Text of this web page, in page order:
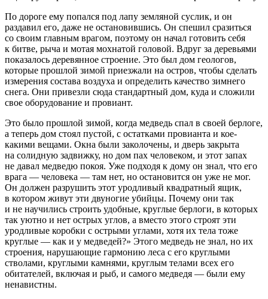
По дороге ему попался под лапу земляной суслик, и он
раздавил его, даже не остановившись. Он спешил сразиться
со своим главным врагом, поэтому он начал готовить себя
к битве, рыча и мотая мохнатой головой. Вдруг за деревьями
показалось деревянное строение. Это был дом геологов,
которые прошлой зимой приезжали на остров, чтобы сделать
измерения состава воздуха и определить качество зимнего
снега. Они привезли сюда стандартный дом, куда и сложили
свое оборудование и провиант.
Это было прошлой зимой, когда медведь спал в своей берлоге,
а теперь дом стоял пустой, с остатками провианта и кое-
какими вещами. Окна были заколочены, и дверь закрыта
на солидную задвижку, но дом пах человеком, и этот запах
не давал медведю покоя. Уже подходя к дому он знал, что его
врага — человека — там нет, но остановится он уже не мог.
Он должен разрушить этот уродливый квадратный ящик,
в котором живут эти двуногие убийцы. Почему они так
и не научились строить удобные, круглые берлоги, в которых
так уютно и нет острых углов, а вместо этого строят эти
уродливые коробки с острыми углами, хотя их тела тоже
круглые — как и у медведей?» Этого медведь не знал, но их
строения, нарушающие гармонию леса с его круглыми
стволами, круглыми камнями, круглым телами всех его
обитателей, включая и рыб, и самого медведя — были ему
ненавистны.